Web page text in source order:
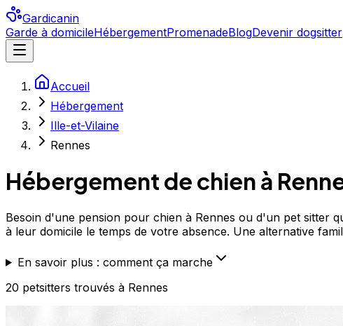
Gardicanin
Garde à domicileHébergementPromenadeBlogDevenir dogsitter
Accueil
Hébergement
Ille-et-Vilaine
Rennes
Hébergement de chien à
Besoin d'une pension pour chien à Rennes ou d'un pet sitter
à leur domicile le temps de votre absence. Une alternative
En savoir plus : comment ça marche
20 petsitters trouvés à Rennes